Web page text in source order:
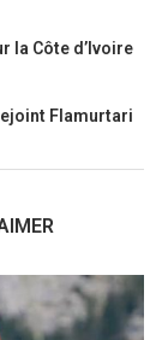
la Côte d’Ivoire
Flamurtari